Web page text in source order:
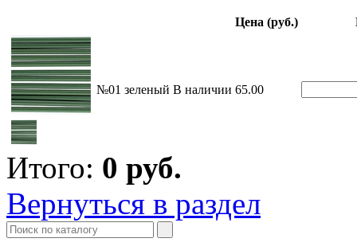
Цена (руб.)
№01 зеленый В наличии 65.00
Итого: 0 руб.
Вернуться в раздел